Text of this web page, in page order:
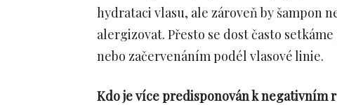
hydrataci vlasu, ale zároveň by šampon
alergizovat. Přesto se dost často
nebo začervenáním podél vlasové linie.
Kdo je více predisponován k negativním